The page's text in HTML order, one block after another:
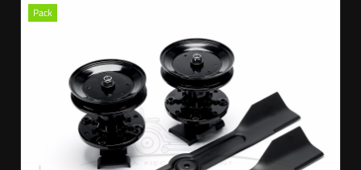
Pack